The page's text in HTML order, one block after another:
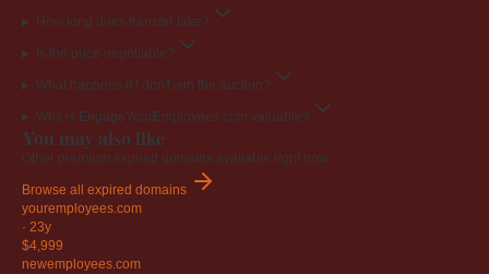
How long does transfer take?
Is the price negotiable?
What happens if I don't win the auction?
Why is EngageYourEmployees.com valuable?
You may also like
Other premium expired domains available right now.
Browse all expired domains
youremployees.com
· 23y
$4,999
newemployees.com